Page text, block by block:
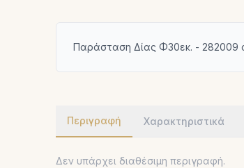
Παράσταση Δίας Φ30εκ. - 282009
Περιγραφή Χαρακτηριστικά
Δεν υπάρχει διαθέσιμη περιγραφή.